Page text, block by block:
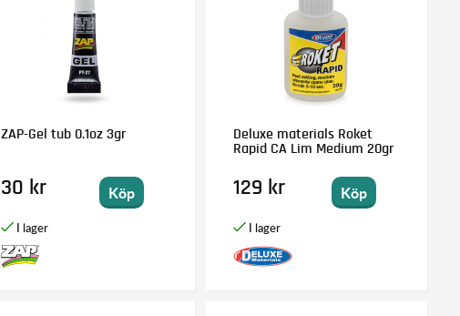
ZAP-Gel tub 0.1oz 3gr
30 kr Köp
Deluxe materials Roket
Rapid CA Lim Medium 20gr
129 kr Köp